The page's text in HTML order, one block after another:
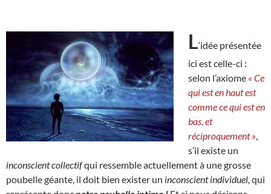
L‘idée présentée
ici est celle-ci :
selon l’axiome « Ce
qui est en haut est
comme ce qui est en
bas, et
réciproquement »
s’il existe un
inconscient collectifqui ressemble actuellement à une grosse
poubelle géante, il doit bien exister un inconscient individuel, qui